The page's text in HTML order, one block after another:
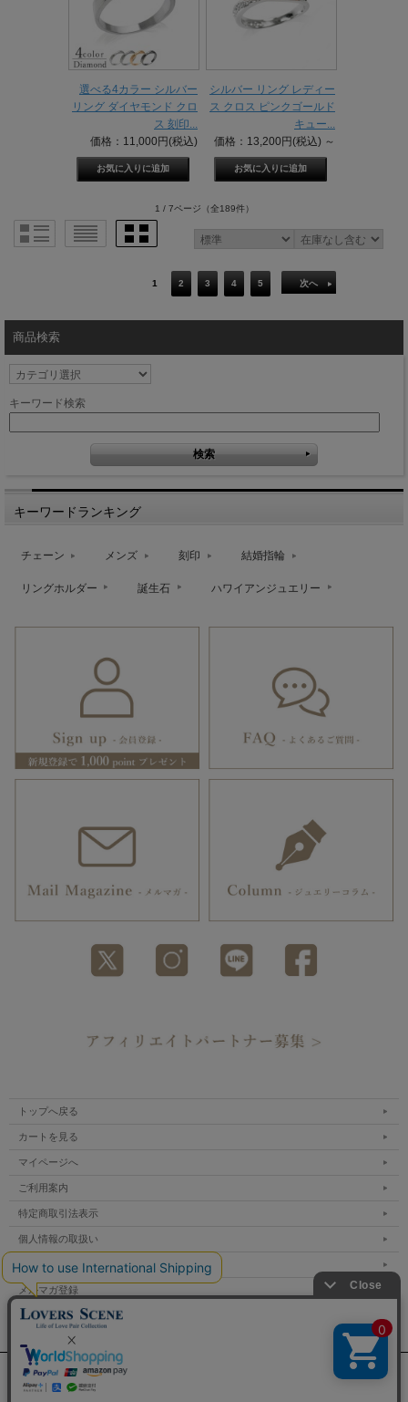
選べる4カラー シルバー
リング ダイヤモンド クロ
ス 刻印...
価格：11,000円(税込)
シルバー リング レディー
ス クロス ピンクゴールド
キュー...
価格：13,200円(税込) ～
1 / 7ページ （全189件）
1 2 3 4 5 次へ
商品検索
キーワード検索
キーワードランキング
チェーン メンズ 刻印 結婚指輪
リングホルダー 誕生石 ハワイアンジュエリー
トップへ戻る
カートを見る
マイページへ
ご利用案内
特定商取引法表示
個人情報の取扱い
サイトマップ
メルマガ登録
お問い合わせ